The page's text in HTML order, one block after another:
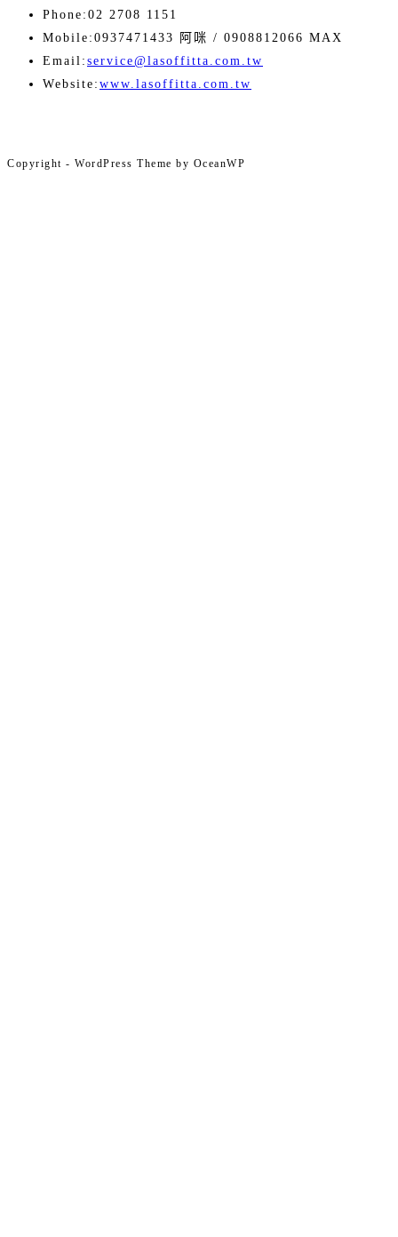
Phone: 02 2708 1151
Mobile: 0937471433 阿咪 / 0908812066 MAX
Email: service@lasoffitta.com.tw
Website: www.lasoffitta.com.tw
Copyright - WordPress Theme by OceanWP